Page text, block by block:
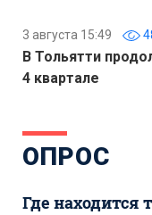
3 августа 15:49
В Тольятти
4 квартале
ОПРОС
Где находится